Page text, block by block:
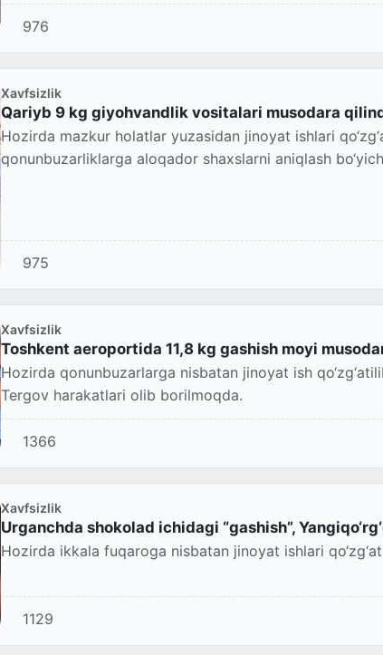
976
Xavfsizlik
Qariyb 9 kg giyohvandlik vositalari musodara
Hozirda mazkur holatlar yuzasidan jinoyat ishlari
qonunbuzarliklarga aloqador shaxslarni aniqlash
975
Xavfsizlik
Toshkent aeroportida 11,8 kg gashish moyi
Hozirda qonunbuzarlarga nisbatan jinoyat ish
Tergov harakatlari olib borilmoqda.
1366
Xavfsizlik
Urganchda shokolad ichidagi “gashish”,
Hozirda ikkala fuqaroga nisbatan jinoyat ishlari
1129